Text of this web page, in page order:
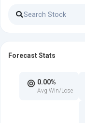
Forecast Stats
0.00%
Avg Win/Lose